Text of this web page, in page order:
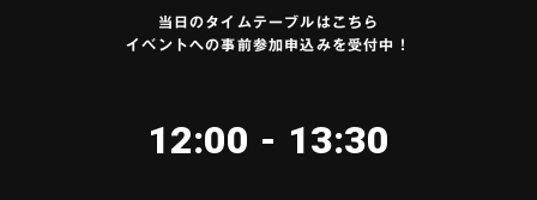
当日のタイムテーブルはこちら
イベントへの事前参加申込みを受付中！
12:00 - 13:30